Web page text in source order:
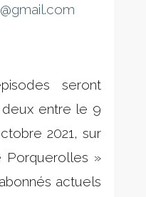
seront
deux entre le 9
2021, sur
Porquerolles »
actuels